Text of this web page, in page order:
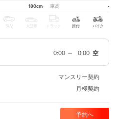
180cm 車高 -
SUV 大型車 トラック 原付 バイク
0:00 ～ 0:00 空
マンスリー契約
月極契約
予約へ